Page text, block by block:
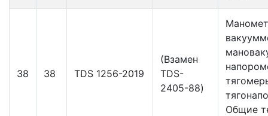
38 38 TDS 1256-2019
(Взамен
TDS-
2405-88)
Общие